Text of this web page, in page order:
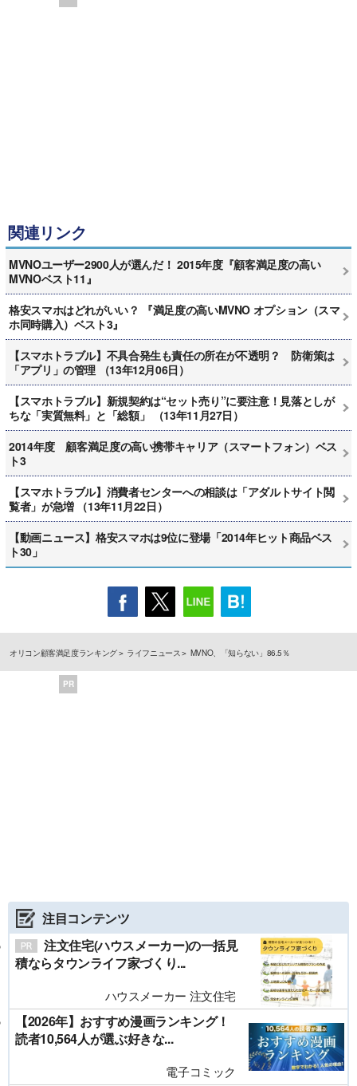
関連リンク
MVNOユーザー2900人が選んだ！ 2015年度『顧客満足度の高い
MVNOベスト11』
格安スマホはどれがいい？ 『満足度の高いMVNO オプション（スマ
ホ同時購入）ベスト3』
【スマホトラブル】不具合発生も責任の所在が不透明？ 防衛策は
「アプリ」の管理 （13年12月06日）
【スマホトラブル】新規契約は“セット売り”に要注意！見落としが
ちな「実質無料」と「総額」 （13年11月27日）
2014年度 顧客満足度の高い携帯キャリア（スマートフォン）ベス
ト3
【スマホトラブル】消費者センターへの相談は「アダルトサイト閲
覧者」が急増 （13年11月22日）
【動画ニュース】格安スマホは9位に登場「2014年ヒット商品ベス
ト30」
オリコン顧客満足度ランキング ライフニュース MVNO、「知らない」86.5％
PR
注目コンテンツ
注文住宅(ハウスメーカー)の一括見
積ならタウンライフ家づくり...
ハウスメーカー 注文住宅
【2026年】おすすめ漫画ランキング！
読者10,564人が選ぶ好きな...
電子コミック